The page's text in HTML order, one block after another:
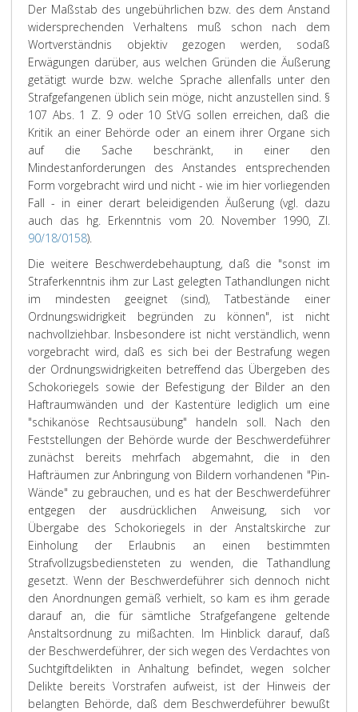
Der Maßstab des ungebührlichen bzw. des dem Anstand
widersprechenden Verhaltens muß schon nach dem
Wortverständnis objektiv gezogen werden, sodaß
Erwägungen darüber, aus welchen Gründen die Äußerung
getätigt wurde bzw. welche Sprache allenfalls unter den
Strafgefangenen üblich sein möge, nicht anzustellen sind. §
107 Abs. 1 Z. 9 oder 10 StVG sollen erreichen, daß die
Kritik an einer Behörde oder an einem ihrer Organe sich
auf die Sache beschränkt, in einer den
Mindestanforderungen des Anstandes entsprechenden
Form vorgebracht wird und nicht - wie im hier vorliegenden
Fall - in einer derart beleidigenden Äußerung (vgl. dazu
auch das hg. Erkenntnis vom 20. November 1990, Zl.
90/18/0158).
Die weitere Beschwerdebehauptung, daß die "sonst im
Straferkenntnis ihm zur Last gelegten Tathandlungen nicht
im mindesten geeignet (sind), Tatbestände einer
Ordnungswidrigkeit begründen zu können", ist nicht
nachvollziehbar. Insbesondere ist nicht verständlich, wenn
vorgebracht wird, daß es sich bei der Bestrafung wegen
der Ordnungswidrigkeiten betreffend das Übergeben des
Schokoriegels sowie der Befestigung der Bilder an den
Haftraumwänden und der Kastentüre lediglich um eine
"schikanöse Rechtsausübung" handeln soll. Nach den
Feststellungen der Behörde wurde der Beschwerdeführer
zunächst bereits mehrfach abgemahnt, die in den
Hafträumen zur Anbringung von Bildern vorhandenen "Pin-
Wände" zu gebrauchen, und es hat der Beschwerdeführer
entgegen der ausdrücklichen Anweisung, sich vor
Übergabe des Schokoriegels in der Anstaltskirche zur
Einholung der Erlaubnis an einen bestimmten
Strafvollzugsbediensteten zu wenden, die Tathandlung
gesetzt. Wenn der Beschwerdeführer sich dennoch nicht
den Anordnungen gemäß verhielt, so kam es ihm gerade
darauf an, die für sämtliche Strafgefangene geltende
Anstaltsordnung zu mißachten. Im Hinblick darauf, daß
der Beschwerdeführer, der sich wegen des Verdachtes von
Suchtgiftdelikten in Anhaltung befindet, wegen solcher
Delikte bereits Vorstrafen aufweist, ist der Hinweis der
belangten Behörde, daß dem Beschwerdeführer bewußt